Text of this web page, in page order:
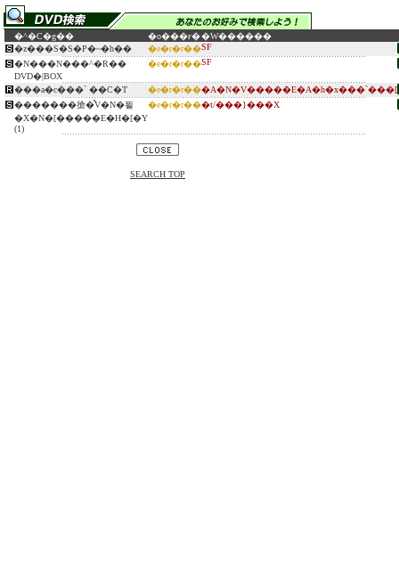
�^�C�g�� �o���ғ��W������
�z���S�S�P�~�h��
�e�r�r��SF
�N���N���^�R��
DVD�|BOX
�e�r�r��SF
���a�c���` ��C�T �e�r�r���A�N�V�����E�A�h�x���`���[
�������搶�̂V�N�푈
�X�N�[�����E�H�[�Y
(1)
�e�r�r���t/���}���X
SEARCH TOP